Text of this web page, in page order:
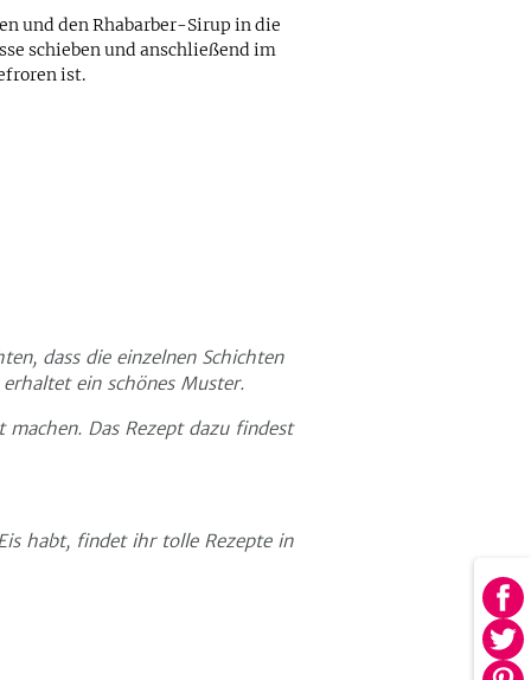
und den Rhabarber-Sirup in die
schieben und anschließend im
ist.
dass die einzelnen Schichten
ein schönes Muster.
Das Rezept dazu findest
habt, findet ihr tolle Rezepte in